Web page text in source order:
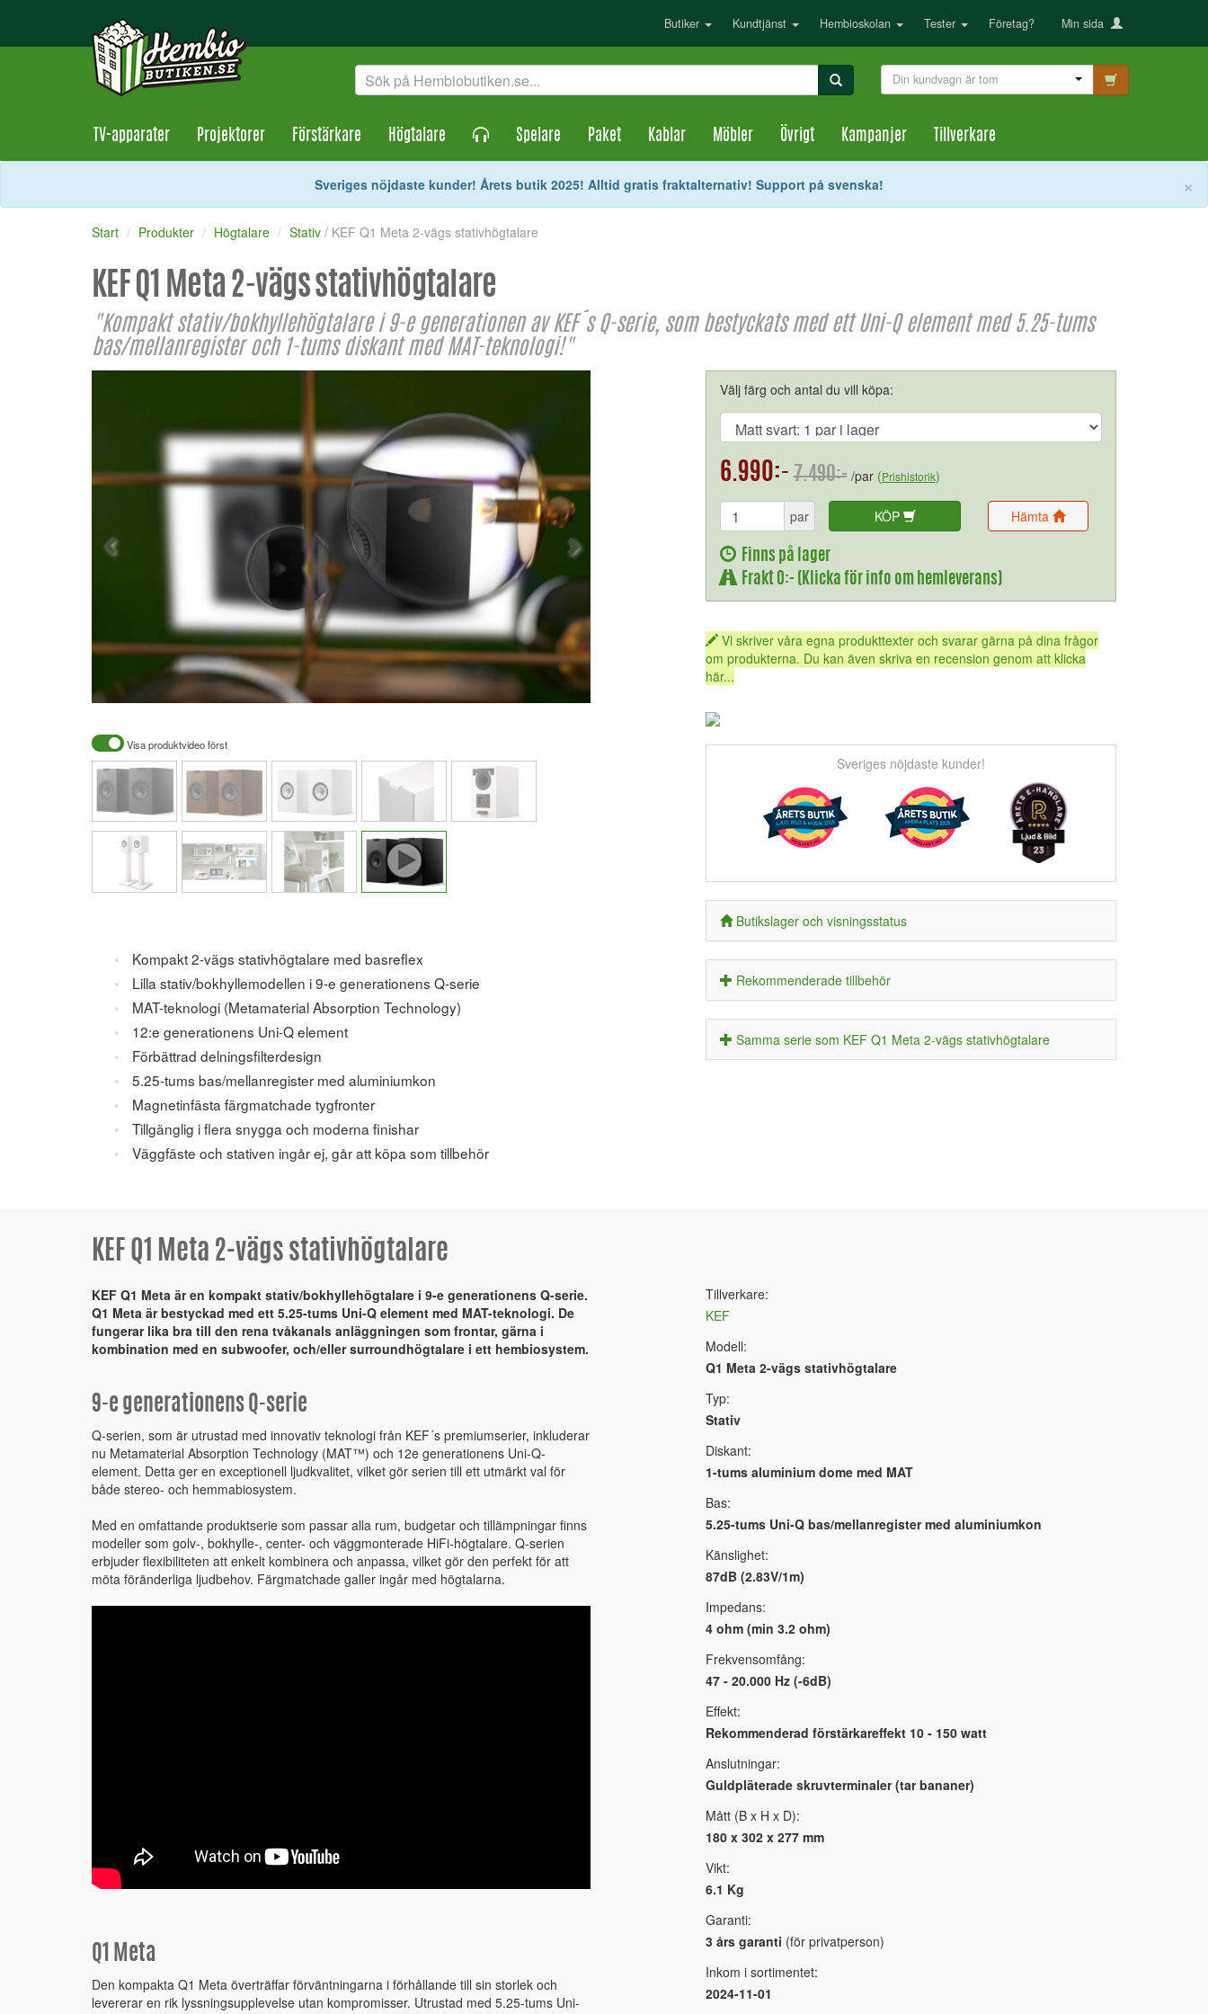
Butiker Kundtjänst Hembioskolan Tester Företag? Min sida
Din kundvagn är tom
TV-apparater Projektorer Förstärkare Högtalare Spelare Paket Kablar Möbler Övrigt Kampanjer Tillverkare
×
Sveriges nöjdaste kunder! Årets butik 2025! Alltid gratis fraktalternativ! Support på svenska!
Start Produkter Högtalare Stativ / KEF Q1 Meta 2-vägs stativhögtalare
KEF Q1 Meta 2-vägs stativhögtalare
"Kompakt stativ/bokhyllehögtalare i 9-e generationen av KEF´s Q-serie, som bestyckats med ett Uni-Q element med 5.25-tums
bas/mellanregister och 1-tums diskant med MAT-teknologi!"
Visa produktvideo först
Kompakt 2-vägs stativhögtalare med basreflex
Lilla stativ/bokhyllemodellen i 9-e generationens Q-serie
MAT-teknologi (Metamaterial Absorption Technology)
12:e generationens Uni-Q element
Förbättrad delningsfilterdesign
5.25-tums bas/mellanregister med aluminiumkon
Magnetinfästa färgmatchade tygfronter
Tillgänglig i flera snygga och moderna finishar
Väggfäste och stativen ingår ej, går att köpa som tillbehör
Välj färg och antal du vill köpa:
6.990:- 7.490:-/par (Prishistorik)
par KÖP Hämta
Finns på lager
Frakt 0:- (Klicka för info om hemleverans)
Vi skriver våra egna produkttexter och svarar gärna på dina frågor
om produkterna. Du kan även skriva en recension genom att klicka
här...
Sveriges nöjdaste kunder!
Butikslager och visningsstatus
Rekommenderade tillbehör
Samma serie som KEF Q1 Meta 2-vägs stativhögtalare
KEF Q1 Meta 2-vägs stativhögtalare
KEF Q1 Meta är en kompakt stativ/bokhyllehögtalare i 9-e generationens Q-serie.
Q1 Meta är bestyckad med ett 5.25-tums Uni-Q element med MAT-teknologi. De
fungerar lika bra till den rena tvåkanals anläggningen som frontar, gärna i
kombination med en subwoofer, och/eller surroundhögtalare i ett hembiosystem.
9-e generationens Q-serie
Q-serien, som är utrustad med innovativ teknologi från KEF´s premiumserier, inkluderar
nu Metamaterial Absorption Technology (MAT™) och 12e generationens Uni-Q-
element. Detta ger en exceptionell ljudkvalitet, vilket gör serien till ett utmärkt val för
både stereo- och hemmabiosystem.
Med en omfattande produktserie som passar alla rum, budgetar och tillämpningar finns
modeller som golv-, bokhylle-, center- och väggmonterade HiFi-högtalare. Q-serien
erbjuder flexibiliteten att enkelt kombinera och anpassa, vilket gör den perfekt för att
möta föränderliga ljudbehov. Färgmatchade galler ingår med högtalarna.
Q1 Meta
Den kompakta Q1 Meta överträffar förväntningarna i förhållande till sin storlek och
levererar en rik lyssningsupplevelse utan kompromisser. Utrustad med 5.25-tums Uni-
Tillverkare:
KEF
Modell:
Q1 Meta 2-vägs stativhögtalare
Typ:
Stativ
Diskant:
1-tums aluminium dome med MAT
Bas:
5.25-tums Uni-Q bas/mellanregister med aluminiumkon
Känslighet:
87dB (2.83V/1m)
Impedans:
4 ohm (min 3.2 ohm)
Frekvensomfång:
47 - 20.000 Hz (-6dB)
Effekt:
Rekommenderad förstärkareffekt 10 - 150 watt
Anslutningar:
Guldpläterade skruvterminaler (tar bananer)
Mått (B x H x D):
180 x 302 x 277 mm
Vikt:
6.1 Kg
Garanti:
3 års garanti (för privatperson)
Inkom i sortimentet:
2024-11-01